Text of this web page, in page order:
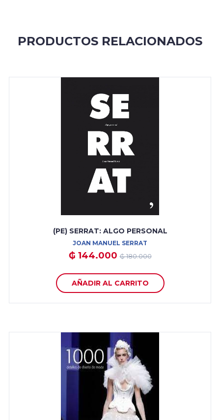
PRODUCTOS RELACIONADOS
(PE) SERRAT: ALGO PERSONAL
JOAN MANUEL SERRAT
₲ 144.000₲ 180.000
AÑADIR AL CARRITO